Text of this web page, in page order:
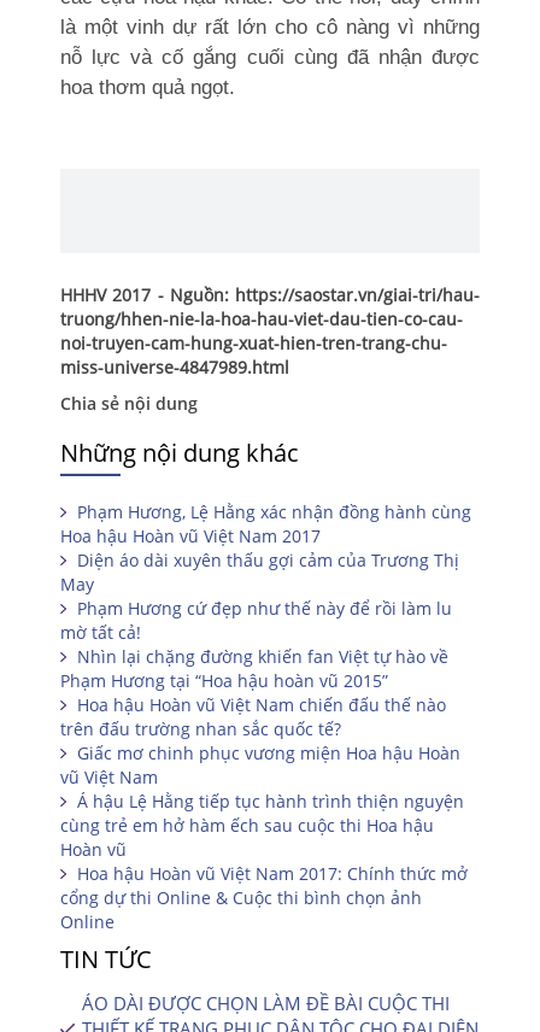
là một vinh dự rất lớn cho cô nàng vì những
nỗ lực và cố gắng cuối cùng đã nhận được
hoa thơm quả ngọt.
HHHV 2017 - Nguồn: https://saostar.vn/giai-tri/hau-
truong/hhen-nie-la-hoa-hau-viet-dau-tien-co-cau-
noi-truyen-cam-hung-xuat-hien-tren-trang-chu-
miss-universe-4847989.html
Chia sẻ nội dung
Những nội dung khác
Phạm Hương, Lệ Hằng xác nhận đồng hành cùng
Hoa hậu Hoàn vũ Việt Nam 2017
Diện áo dài xuyên thấu gợi cảm của Trương Thị
May
Phạm Hương cứ đẹp như thế này để rồi làm lu
mờ tất cả!
Nhìn lại chặng đường khiến fan Việt tự hào về
Phạm Hương tại “Hoa hậu hoàn vũ 2015”
Hoa hậu Hoàn vũ Việt Nam chiến đấu thế nào
trên đấu trường nhan sắc quốc tế?
Giấc mơ chinh phục vương miện Hoa hậu Hoàn
vũ Việt Nam
Á hậu Lệ Hằng tiếp tục hành trình thiện nguyện
cùng trẻ em hở hàm ếch sau cuộc thi Hoa hậu
Hoàn vũ
Hoa hậu Hoàn vũ Việt Nam 2017: Chính thức mở
cổng dự thi Online & Cuộc thi bình chọn ảnh
Online
TIN TỨC
ÁO DÀI ĐƯỢC CHỌN LÀM ĐỀ BÀI CUỘC THI